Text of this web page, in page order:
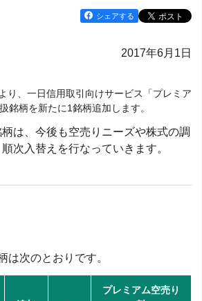
シェアする
2017年6月1日
り、一日信用取引向けサービス「プレミア
銘柄を新たに1銘柄追加します。
は、今後も空売りニーズや株式の調
次入替えを行なっていきます。
は次のとおりです。
プレミアム空売り